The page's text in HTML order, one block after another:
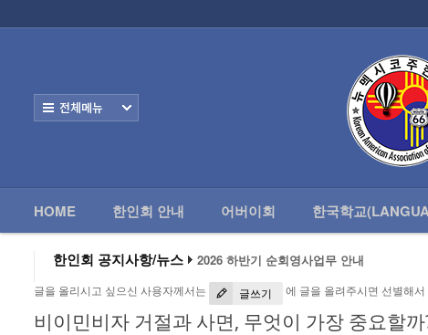
HOME 한인회 안내 어버이회 한국학교
한인회 공지사항/뉴스
2026 미주한인회장대회
알버커키 감리교회 부흥회 조영진 목사님
2026년 3월 10일 상반기 순회 영사업무 안내
2026 하반기 순회영사업무 안내
글을 올리시고 싶으신 사용자께서는 글쓰기 에 글을 올려주시면 선별해
비이민비자 거절과 사면, 무엇이 가장 중요할까
한인회 안내
정보/생활/건강
- 한인회총람(2012)
- 뉴멕시코 한인업소록
- 뉴멕시코골프회